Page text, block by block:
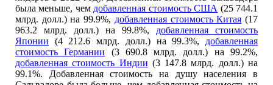
была меньше, чем добавленная стоимость США (25 744.1
млрд. долл.) на 99.9%, добавленная стоимость Китая (17
963.2 млрд. долл.) на 99.8%, добавленная стоимость
Японии (4 212.6 млрд. долл.) на 99.3%, добавленная
стоимость Германии (3 690.8 млрд. долл.) на 99.2%,
добавленная стоимость Индии (3 147.8 млрд. долл.) на
99.1%. Добавленная стоимость на душу населения в